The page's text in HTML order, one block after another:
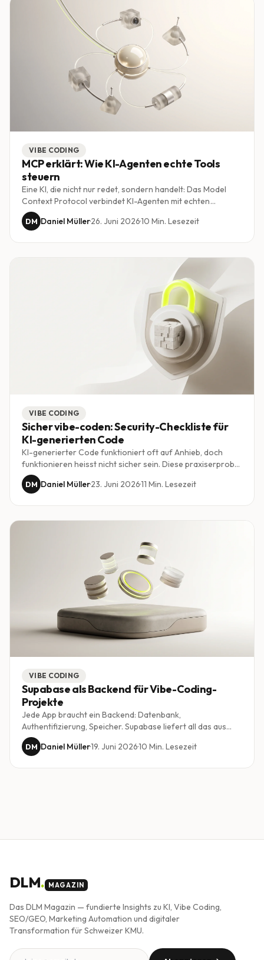
VIBE CODING
MCP erklärt: Wie KI-Agenten echte Tools
steuern
Eine KI, die nicht nur redet, sondern handelt: Das Model
Context Protocol verbindet KI-Agenten mit echten
Werkzeugen, Datenbanken und Diensten. Wir erklären
verständlich, was MCP ist, warum es zum Standard wird und
DM Daniel Müller·26. Juni 2026·10 Min. Lesezeit
VIBE CODING
Sicher vibe-coden: Security-Checkliste für
KI-generierten Code
KI-generierter Code funktioniert oft auf Anhieb, doch
funktionieren heisst nicht sicher sein. Diese praxiserprobte
Checkliste zeigt, worauf Schweizer KMU bei Vibe Coding
achten müssen, von Zugriffskontrolle über Secrets bis zum
DM Daniel Müller·23. Juni 2026·11 Min. Lesezeit
VIBE CODING
Supabase als Backend für Vibe-Coding-
Projekte
Jede App braucht ein Backend: Datenbank,
Authentifizierung, Speicher. Supabase liefert all das aus
einer Hand und harmoniert besonders gut mit KI-
gestütztem Vibe Coding. Wir zeigen, warum es zum
DM Daniel Müller·19. Juni 2026·10 Min. Lesezeit
DLM. MAGAZIN
Das DLM Magazin — fundierte Insights zu KI, Vibe Coding,
SEO/GEO, Marketing Automation und digitaler
Transformation für Schweizer KMU.